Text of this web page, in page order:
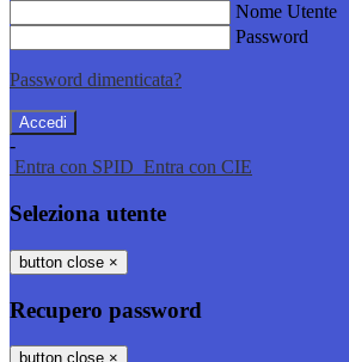
Nome Utente
Password
Password dimenticata?
-
Entra con SPID Entra con CIE
Seleziona utente
button close ×
Recupero password
button close ×